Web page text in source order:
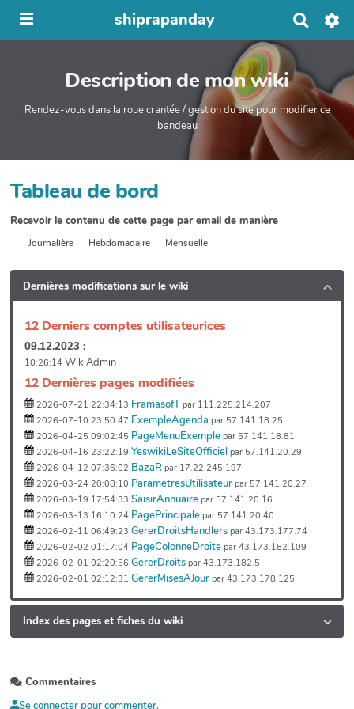
shiprapanday
e
r
c
r
Description de mon wiki
Rendez-vous dans la roue crantée / gestion du site pour modifier ce
bandeau
Tableau de bord
Recevoir le contenu de cette page par email de manière
Journalière Hebdomadaire Mensuelle
Dernières modifications sur le wiki
12 Derniers comptes utilisateurices
09.12.2023 :
10:26:14 WikiAdmin
12 Dernières pages modifiées
2026-07-21 22:34:13 FramasofT par 111.225.214.207
2026-07-10 23:50:47 ExempleAgenda par 57.141.18.25
2026-04-25 09:02:45 PageMenuExemple par 57.141.18.81
2026-04-16 23:22:19 YeswikiLeSiteOfficiel par 57.141.20.29
2026-04-12 07:36:02 BazaR par 17.22.245.197
2026-03-24 20:08:10 ParametresUtilisateur par 57.141.20.27
2026-03-19 17:54:33 SaisirAnnuaire par 57.141.20.16
2026-03-13 16:10:24 PagePrincipale par 57.141.20.40
2026-02-11 06:49:23 GererDroitsHandlers par 43.173.177.74
2026-02-02 01:17:04 PageColonneDroite par 43.173.182.109
2026-02-01 02:20:56 GererDroits par 43.173.182.5
2026-02-01 02:12:31 GererMisesAJour par 43.173.178.125
Index des pages et fiches du wiki
Commentaires
Se connecter pour commenter.